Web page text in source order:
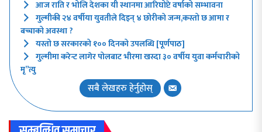
आज राति र भोलि देशका यी स्थानमा आरिघोप्टे वर्षाको सम्भावना
गुल्मीकी २४ वर्षीया युवतीले दिइन् ४ छोरीको जन्म,कस्तो छ आमा र
बच्चाको अवस्था ?
यस्तो छ सरकारको १०० दिनको उपलब्धि [पूर्णपाठ]
गुल्मीमा करेन्ट लागेर पोलबाट भीरमा खस्दा ३० वर्षीय युवा कर्मचारीको
मृ”त्यु
सबै लेखहरु हेर्नुहोस्